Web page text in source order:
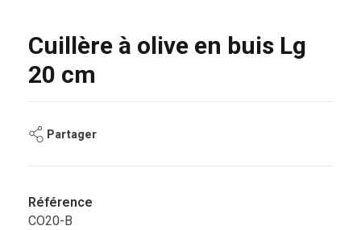
Cuillère à olive en buis Lg
20 cm
Partager
Référence
CO20-B